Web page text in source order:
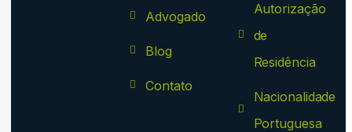
Advogado
Blog
Contato
Autorização
de
Residência
Nacionalidade
Portuguesa